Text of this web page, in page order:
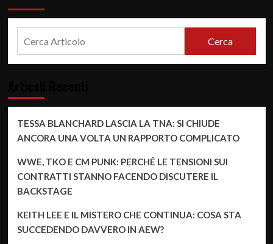
Cerca
TESSA BLANCHARD LASCIA LA TNA: SI CHIUDE
ANCORA UNA VOLTA UN RAPPORTO COMPLICATO
WWE, TKO E CM PUNK: PERCHÉ LE TENSIONI SUI
CONTRATTI STANNO FACENDO DISCUTERE IL
BACKSTAGE
KEITH LEE E IL MISTERO CHE CONTINUA: COSA STA
SUCCEDENDO DAVVERO IN AEW?